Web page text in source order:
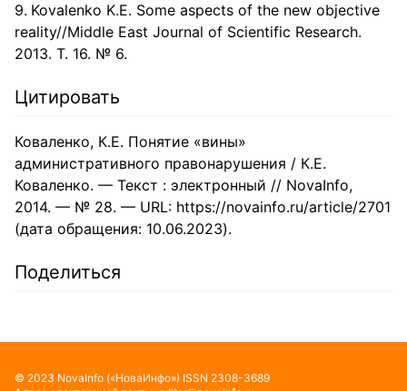
Kovalenko K.E. Some aspects of the new objective
reality//Middle East Journal of Scientific Research.
2013. Т. 16. № 6.
Цитировать
Коваленко, К.Е. Понятие «вины»
административного правонарушения / К.Е.
Коваленко. — Текст : электронный // NovaInfo,
2014. — № 28. — URL: https://novainfo.ru/article/2701
(дата обращения: 10.06.2023).
Поделиться
© 2023 NovaInfo («НоваИнфо») ISSN 2308-3689